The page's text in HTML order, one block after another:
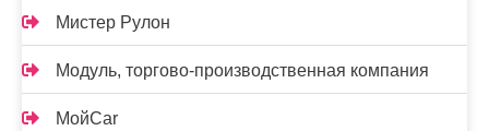
Мистер Рулон
Модуль, торгово-производственная компания
МойCar